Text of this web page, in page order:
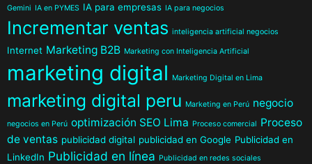
Gemini IA en PYMES IA para empresas IA para negocios
Incrementar ventas inteligencia artificial negocios
Internet Marketing B2B Marketing con Inteligencia Artificial
marketing digital Marketing Digital en Lima
marketing digital peru Marketing en Perú negocio
negocios en Perú optimización SEO Lima Proceso comercial Proceso
de ventas publicidad digital publicidad en Google Publicidad en
LinkedIn Publicidad en línea Publicidad en redes sociales